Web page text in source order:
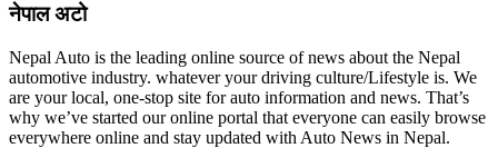
नेपाल अटो
Nepal Auto is the leading online source of news about the Nepal
automotive industry. whatever your driving culture/Lifestyle is. We
are your local, one-stop site for auto information and news. That’s
why we’ve started our online portal that everyone can easily browse
everywhere online and stay updated with Auto News in Nepal.